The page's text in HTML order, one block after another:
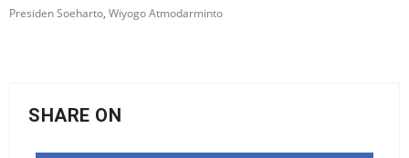
Presiden Soeharto, Wiyogo Atmodarminto
SHARE ON